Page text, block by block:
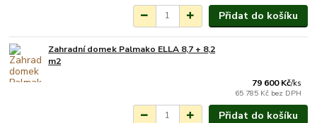
Přidat do košíku
Zahradní domek Palmako ELLA 8,7 + 8,2
m2
79 600 Kč/ks
65 785 Kč bez DPH
Přidat do košíku